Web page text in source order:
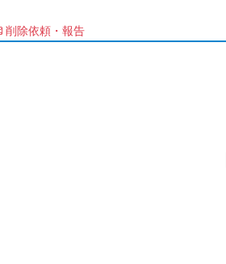
削除依頼・報告